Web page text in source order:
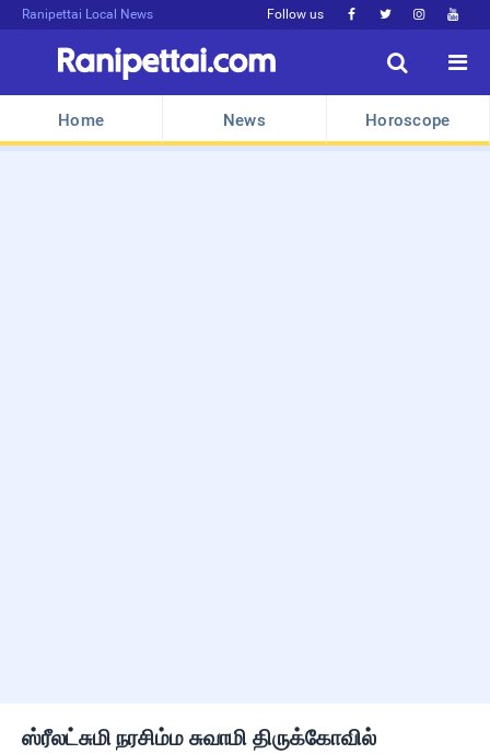
Ranipettai Local News Follow us    


Home News Horoscope
ஸ்ரீலட்சுமி நரசிம்ம சுவாமி திருக்கோவில்